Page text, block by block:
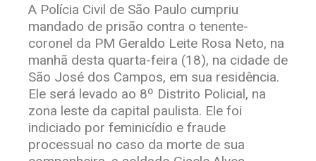
A Polícia Civil de São Paulo cumpriu
mandado de prisão contra o tenente-
coronel da PM Geraldo Leite Rosa Neto, na
manhã desta quarta-feira (18), na cidade de
São José dos Campos, em sua residência.
Ele será levado ao 8º Distrito Policial, na
zona leste da capital paulista. Ele foi
indiciado por feminicídio e fraude
processual no caso da morte de sua